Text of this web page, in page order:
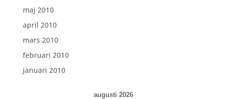
maj 2010
april 2010
mars 2010
februari 2010
januari 2010
augusti 2026